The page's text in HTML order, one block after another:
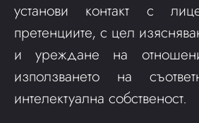
установи контакт с
претенциите, с цел
и уреждане на
използването на
интелектуална собственост.